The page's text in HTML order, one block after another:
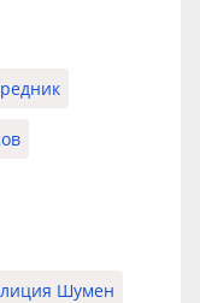
Шумен